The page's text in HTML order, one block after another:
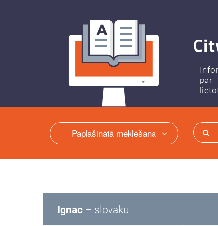
par
Paplašinātā meklēšana
Ignac – slovāku